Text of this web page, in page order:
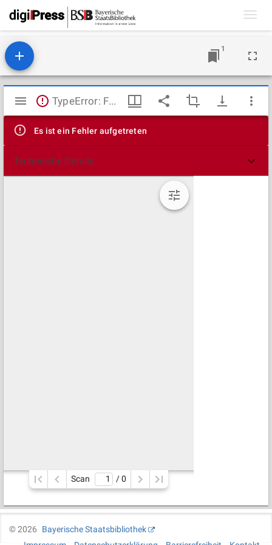
1
Mirador
Viewer
TypeError: Failed to fetch
Es ist ein Fehler aufgetreten
Technische Details
Scan / 0
©2026
Bayerische Staatsbibliothek